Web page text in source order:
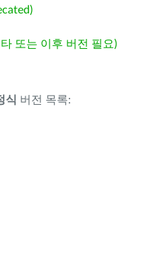
또는 이후 버전 필요)
식 버전 목록: